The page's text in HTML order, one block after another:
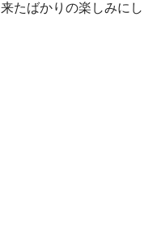
たばかりの楽しみにし